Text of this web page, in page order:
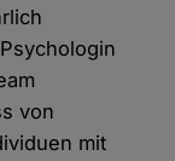
von
mit